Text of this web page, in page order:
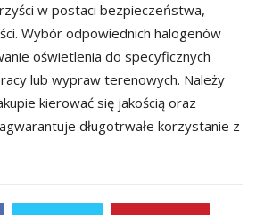
w postaci bezpieczeństwa,
Wybór odpowiednich halogenów
oświetlenia do specyficznych
lub wypraw terenowych. Należy
kierować się jakością oraz
długotrwałe korzystanie z